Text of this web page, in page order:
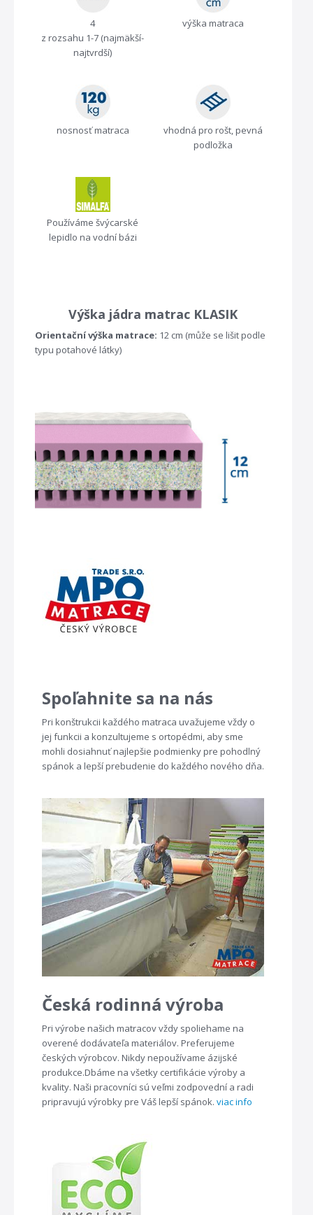
4
z rozsahu 1-7 (najmäkší-
najtvrdší)
výška matraca
nosnosť matraca
vhodná pro rošt, pevná
podložka
Používáme švýcarské
lepidlo na vodní bázi
Výška jádra matrac KLASIK
Orientační výška matrace: 12 cm (může se lišit podle
typu potahové látky)
Spoľahnite sa na nás
Pri konštrukcii každého matraca uvažujeme vždy o
jej funkcii a konzultujeme s ortopédmi, aby sme
mohli dosiahnuť najlepšie podmienky pre pohodlný
spánok a lepší prebudenie do každého nového dňa.
Česká rodinná výroba
Pri výrobe našich matracov vždy spoliehame na
overené dodávateľa materiálov. Preferujeme
českých výrobcov. Nikdy nepoužívame ázijské
produkce.Dbáme na všetky certifikácie výroby a
kvality. Naši pracovníci sú veľmi zodpovední a radi
pripravujú výrobky pre Váš lepší spánok. viac info